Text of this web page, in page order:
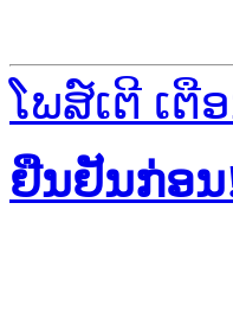
ໂພສ໌ເຕີ ເຕື
ຢືນຢັນກ່ອ